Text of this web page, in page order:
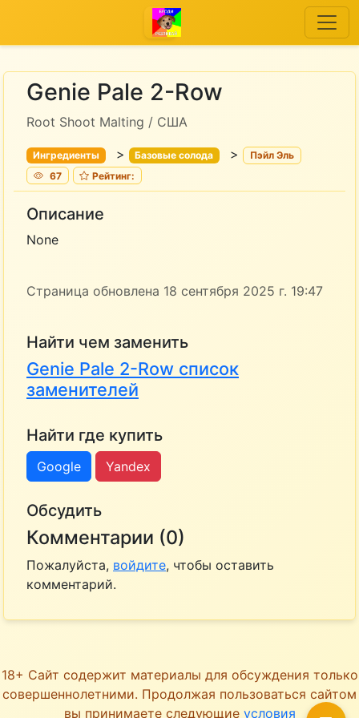
Genie Pale 2-Row
Root Shoot Malting / США
Ингредиенты > Базовые солода >
Пэйл Эль
67
Рейтинг:
Описание
None
Страница обновлена 18 сентября 2025 г. 19:47
Найти чем заменить
Genie Pale 2-Row список
заменителей
Найти где купить
Google Yandex
Обсудить
Комментарии (0)
Пожалуйста, войдите, чтобы оставить
комментарий.
18+ Сайт содержит материалы для обсуждения только
совершеннолетними. Продолжая пользоваться сайтом
вы принимаете следующие условия